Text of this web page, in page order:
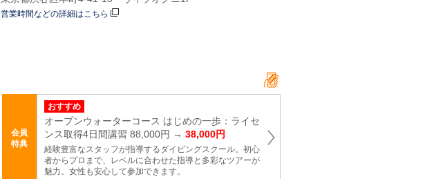
営業時間などの詳細はこちら
会員
特典
おすすめ
オープンウォーターコース はじめの一歩：ライセ
ンス取得4日間講習 88,000円 → 38,000円
経験豊富なスタッフが指導するダイビングスクール。初心
者からプロまで、レベルに合わせた指導と多彩なツアーが
魅力。女性も安心して参加できます。